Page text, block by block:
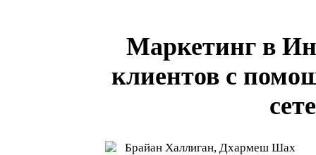
Маркетинг в
клиентов с
Брайан Халлиган, Дхармеш Шах